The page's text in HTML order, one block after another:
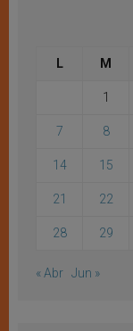
L M
1
7 8
14 15
21 22
28 29
« Abr Jun »